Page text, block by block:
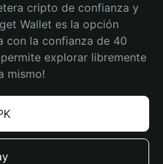
cripto de confianza y
Wallet es la opción
con la confianza de 40
explorar libremente
mismo!